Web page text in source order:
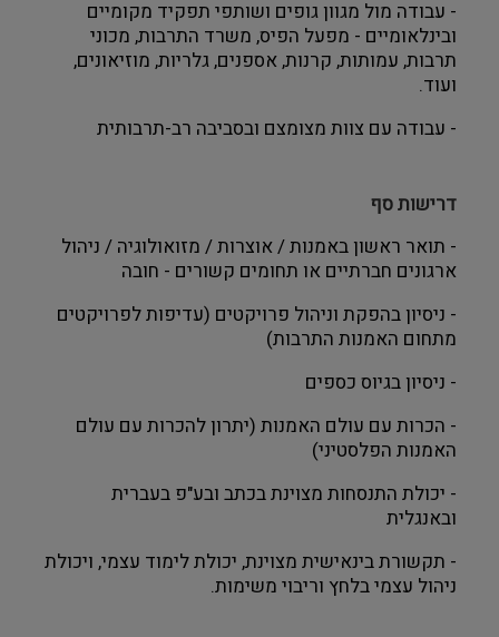
- עבודה מול מגוון גופים ושותפי תפקיד מקומיים
ובינלאומיים - מפעל הפיס, משרד התרבות, מכוני
תרבות, עמותות, קרנות,אספנים,גלריות, מוזיאונים,
ועוד.
- עבודה עם צוות מצומצם ובסביבה רב-תרבותית
דרישות סף
- תואר ראשון באמנות/אוצרות/ מזואולוגיה / ניהול
ארגונים חברתיים או תחומים קשורים - חובה
- ניסיון בהפקת וניהול פרויקטים (עדיפותלפרויקטים
מתחום האמנות התרבות)
- ניסיון בגיוס כספים
- הכרות עם עולם האמנות(יתרון להכרות עם עולם
האמנות הפלסטיני)
- יכולת התנסחות מצוינתבכתב ובע"פ בעברית
ובאנגלית
- תקשורתבינאישית מצוינת, יכולתלימוד עצמי, ויכולת
ניהול עצמיבלחץ וריבוי משימות.